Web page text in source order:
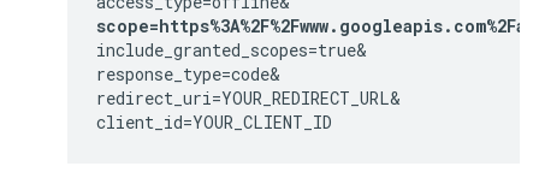
include_granted_scopes=true&
response_type=code&
redirect_uri=YOUR_REDIRECT_URL&
client_id=YOUR_CLIENT_ID